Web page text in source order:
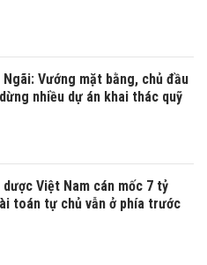
Ngãi: Vướng mặt bằng, chủ đầu
nhiều dự án khai thác quỹ
dược Việt Nam cán mốc 7 tỷ
toán tự chủ vẫn ở phía trước